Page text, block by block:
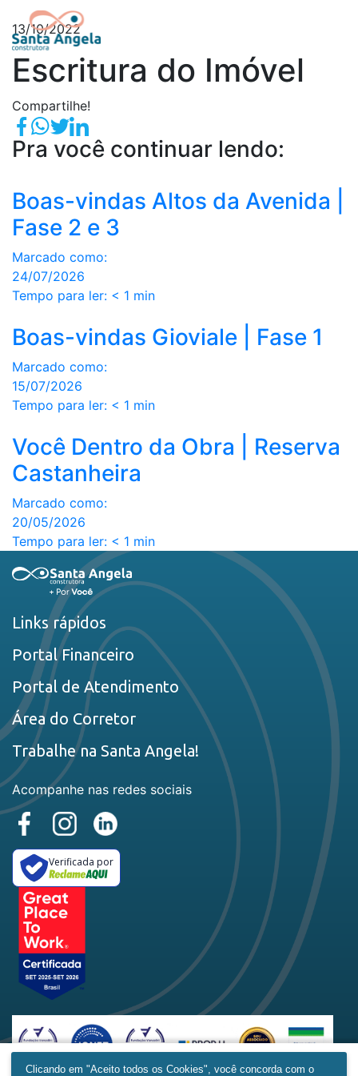
13/10/2022
Escritura do Imóvel
Compartilhe!
Pra você continuar lendo:
Boas-vindas Altos da Avenida |
Fase 2 e 3
Marcado como:
24/07/2026
Tempo para ler: < 1 min
Boas-vindas Gioviale | Fase 1
Marcado como:
15/07/2026
Tempo para ler: < 1 min
Você Dentro da Obra | Reserva
Castanheira
Marcado como:
20/05/2026
Tempo para ler: < 1 min
Links rápidos
Portal Financeiro
Portal de Atendimento
Área do Corretor
Trabalhe na Santa Angela!
Acompanhe nas redes sociais
Verificada por
Clicando em "Aceito todos os Cookies", você concorda com o